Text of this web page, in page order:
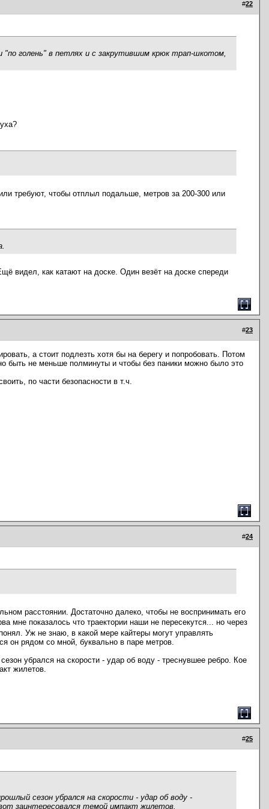
#22
голень" в петлях и с закрутившим крюк трап-шкотом,
требуют, чтобы отплыл подальше, метров за 200-300 или
видел, как катают на доске. Один везёт на доске спереди
#23
а стоит подлезть хотя бы на берегу и попробовать. Потом
быть не меньше полминуты и чтобы без паники можно было это
по части безопасности в т.ч.
#24
расстоянии. Достаточно далеко, чтобы не воспринимать его
мне показалось что траектории наши не пересекутся... но через
Уж не знаю, в какой мере кайтеры могут управлять
он рядом со мной, буквально в паре метров.
убрался на скорости - удар об воду - треснувшее ребро. Кое
жилетов.
#25
сезон убрался на скорости - удар об воду -
заинтересовался темой импакт жилетов.